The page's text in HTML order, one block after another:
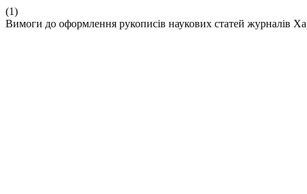
(1)
Вимоги до оформлення рукописів наукових статей журналів